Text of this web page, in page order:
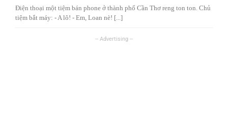
Điện thoại một tiệm bán phone ở thành phố Cần Thơ reng ton ton. Chủ
tiệm bắt máy: - A lô! - Em, Loan nè! [...]